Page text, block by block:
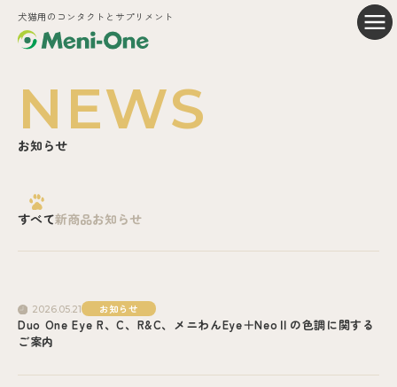
犬猫用のコンタクトとサプリメント
NEWS
お知らせ
すべて新商品お知らせ
2026.05.21 お知らせ
Duo One Eye R、C、R&C、メニわんEye＋NeoⅡの色調に関する
ご案内